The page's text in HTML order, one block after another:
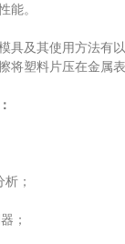
能。
具及其使用方法有
将塑料片压在金属
；
；